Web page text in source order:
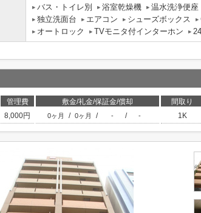
バス・トイレ別
浴室乾燥機
温水洗浄便座
独立洗面台
エアコン シューズボックス
オートロック
TVモニタ付インターホン
管理費 敷金/礼金/保証金/償却
間取り
8,000円 0ヶ月 / 0ヶ月 / - / - 1K